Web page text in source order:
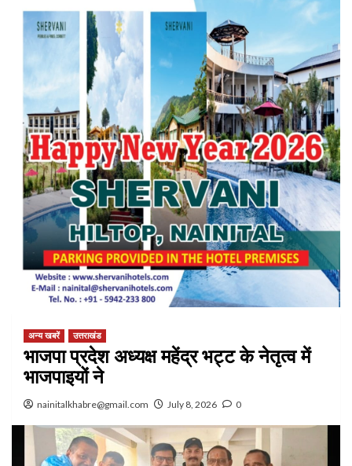
अन्य खबरें उत्तराखंड
भाजपा प्रदेश अध्यक्ष महेंद्र भट्ट के नेतृत्व में
भाजपाइयों ने
nainitalkhabre@gmail.com July 8, 2026 0